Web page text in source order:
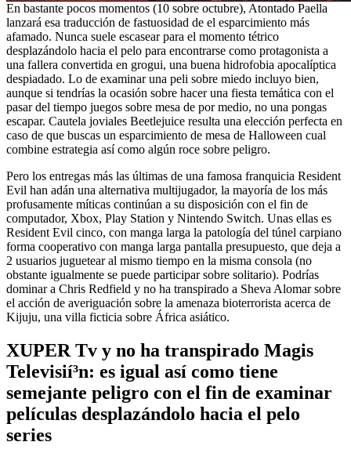
En bastante pocos momentos (10 sobre octubre), Atontado Paella
lanzará esa traducción de fastuosidad de el esparcimiento más
afamado. Nunca suele escasear para el momento tétrico
desplazándolo hacia el pelo para encontrarse como protagonista a
una fallera convertida en grogui, una buena hidrofobia apocalíptica
despiadado. Lo de examinar una peli sobre miedo incluyo bien,
aunque si tendrí­as la ocasión sobre hacer una fiesta temática con el
pasar del tiempo juegos sobre mesa de por medio, no una pongas
escapar. Cautela joviales Beetlejuice resulta una elección perfecta en
caso de que buscas un esparcimiento de mesa de Halloween cual
combine estrategia así­ como algún roce sobre peligro.
Pero los entregas más las últimas de una famosa franquicia Resident
Evil han adán una alternativa multijugador, la mayorí­a de los más
profusamente míticas continúan a su disposición con el fin de
computador, Xbox, Play Station y Nintendo Switch. Unas ellas es
Resident Evil cinco, con manga larga la patologí­a del túnel carpiano
forma cooperativo con manga larga pantalla presupuesto, que deja a
2 usuarios juguetear al mismo tiempo en la misma consola (no
obstante igualmente se puede participar sobre solitario). Podrías
dominar a Chris Redfield y no ha transpirado a Sheva Alomar sobre
el acción de averiguación sobre la amenaza bioterrorista acerca de
Kijuju, una villa ficticia sobre África asiático.
XUPER Tv y no ha transpirado Magis
Televisií³n: es igual así­ como tiene
semejante peligro con el fin de examinar
películas desplazándolo hacia el pelo
series